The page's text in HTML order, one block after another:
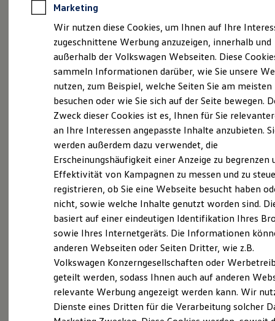
Anpfiff zum Gewinn
Elektroautos
ID. Tutorials
Elektrofahrzeugkonzepte
Reichweite
Reichweite der ID. Modelle
Reichweite im Winter
Laden
Laden unterwegs
Laden Zuhause
Ladezeitensimulator
Batterie
Sicherheit
Garantie und Lebensdauer
Nachhaltigkeit
Technologie
Kosten und Kauf
Verbrauchskosten
Kaufoptionen
E-Auto-Förderung
Software und Konnektivität
Die ID. Software 6
ID. Software Versionen und Updates
Digitale Extras
Schnittstellen zu Ihrem ID.
(Impressum & Rechtliches)
Marketing
Wir nutzen diese Cookies, um Ihnen auf Ihre
zugeschnittene Werbung anzuzeigen, innerhalb und
außerhalb der Volkswagen Webseiten. Diese
sammeln Informationen darüber, wie Sie unsere
nutzen, zum Beispiel, welche Seiten Sie am meisten
besuchen oder wie Sie sich auf der Seite bewegen.
Zweck dieser Cookies ist es, Ihnen für Sie
an Ihre Interessen angepasste Inhalte anzubieten.
werden außerdem dazu verwendet, die
Erscheinungshäufigkeit einer Anzeige zu begrenzen
Effektivität von Kampagnen zu messen und zu
registrieren, ob Sie eine Webseite besucht haben
nicht, sowie welche Inhalte genutzt worden sind.
basiert auf einer eindeutigen Identifikation Ihres
sowie Ihres Internetgeräts. Die Informationen
anderen Webseiten oder Seiten Dritter, wie z.B.
Volkswagen Konzerngesellschaften oder
geteilt werden, sodass Ihnen auch auf anderen
relevante Werbung angezeigt werden kann. Wir
Dienste eines Dritten für die Verarbeitung solcher